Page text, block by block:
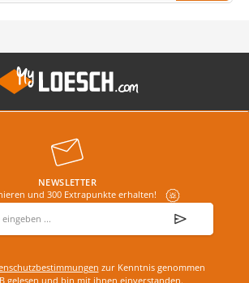
NEWSLETTER
und 300 Extrapunkte erhalten!
zur Kenntnis genommen
gelesen und bin mit ihnen einverstanden.